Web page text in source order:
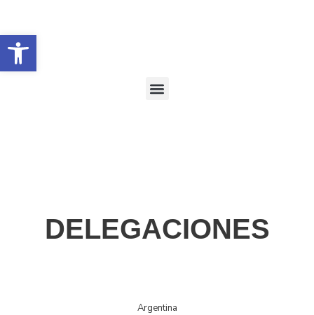
DELEGACIONES
Argentina
Abrir barra de herramientas